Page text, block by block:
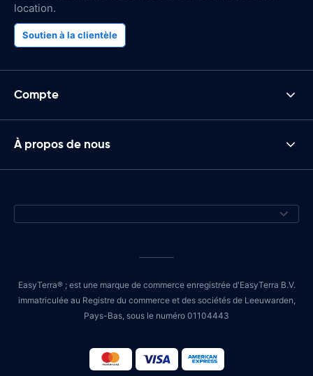
location.
Soutien à la clientèle
Compte
À propos de nous
EasyTerra® ; est une marque de commerce enregistrée d'EasyTerra B.V.
immatriculée au Registre du commerce et des sociétés de Leeuwarden,
Pays-Bas, sous le numéro 01104443